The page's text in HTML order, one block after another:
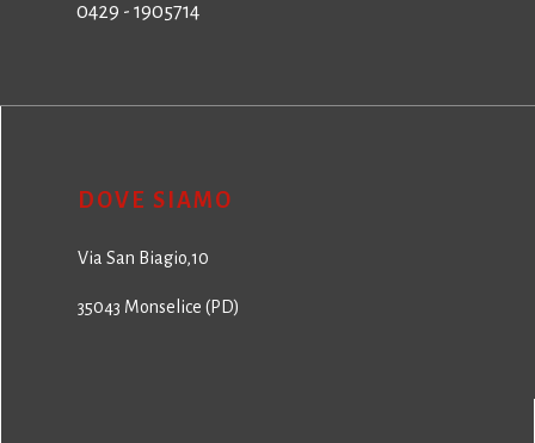
0429 - 1905714
DOVE SIAMO
Via San Biagio,10
35043 Monselice (PD)